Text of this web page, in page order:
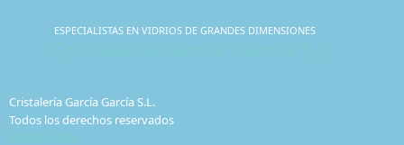
ESPECIALISTAS EN VIDRIOS DE GRANDES DIMENSIONES
Cristalería García García S.L.
Todos los derechos reservados